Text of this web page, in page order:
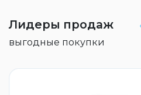
Лидеры продаж
выгодные покупки